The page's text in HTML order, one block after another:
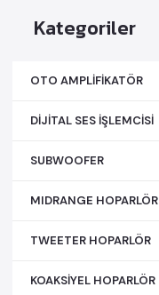
Kategoriler
OTO AMPLİFİKATÖR
DİJİTAL SES İŞLEMCİSİ
SUBWOOFER
MIDRANGE HOPARLÖR
TWEETER HOPARLÖR
KOAKSİYEL HOPARLÖR